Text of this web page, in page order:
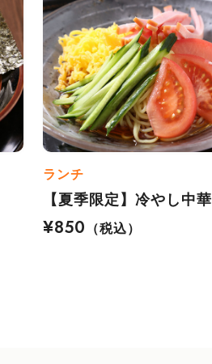
ランチ
【夏季限定】冷やし中華
¥850
（税込）